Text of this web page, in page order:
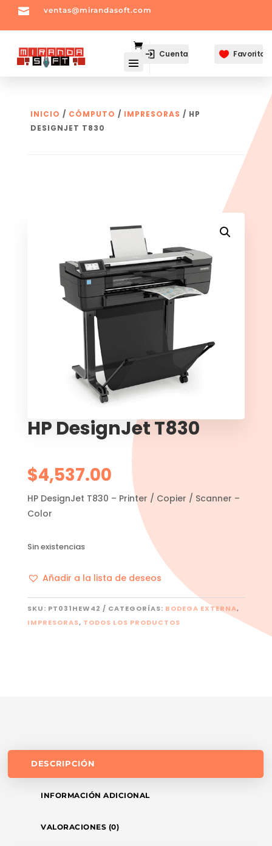
 ventas@mirandasoft.com
Cuenta  Favoritos
INICIO / CÓMPUTO / IMPRESORAS / HP
DESIGNJET T830
HP DesignJet T830
$4,537.00
HP DesignJet T830 – Printer / Copier / Scanner –
Color
Sin existencias
Añadir a la lista de deseos
SKU: PT031HEW42 CATEGORÍAS: BODEGA EXTERNA,
IMPRESORAS, TODOS LOS PRODUCTOS
DESCRIPCIÓN
INFORMACIÓN ADICIONAL
VALORACIONES (0)